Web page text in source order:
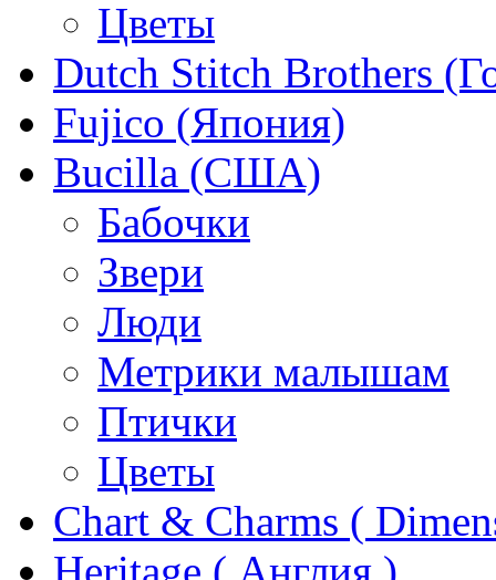
Цветы
Dutch Stitch Brothers
Fujico (Япония)
Bucilla (США)
Бабочки
Звери
Люди
Метрики малышам
Птички
Цветы
Chart & Charms (